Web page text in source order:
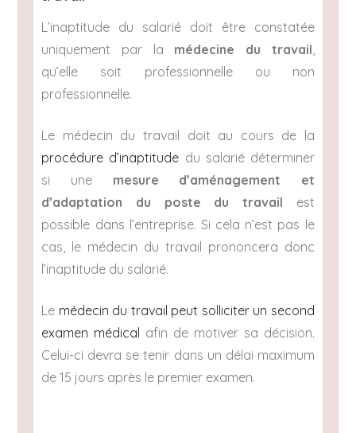
L’inaptitude du salarié doit être constatée
uniquement par la médecine du travail,
qu’elle soit professionnelle ou non
professionnelle.
Le médecin du travail doit au cours de la
procédure d’inaptitude du salarié déterminer
si une mesure d’aménagement et
d’adaptation du poste du travail est
possible dans l’entreprise. Si cela n’est pas le
cas, le médecin du travail prononcera donc
l’inaptitude du salarié.
Le médecin du travail peut solliciter un second
examen médical afin de motiver sa décision.
Celui-ci devra se tenir dans un délai maximum
de 15 jours après le premier examen.